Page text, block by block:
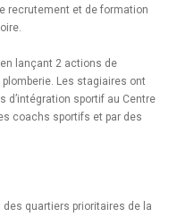
recrutement et de formation
en lançant 2 actions de
Les stagiaires ont
d’intégration sportif au Centre
coachs sportifs et par des
des quartiers prioritaires de la